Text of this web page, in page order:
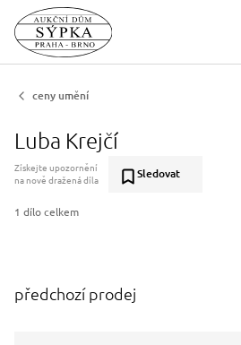
ceny umění
Luba Krejčí
Získejte upozornění
na nově dražená díla
Sledovat
1 dílo celkem
předchozí prodej